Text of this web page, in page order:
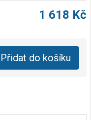
1 618 Kč
Přidat do košíku